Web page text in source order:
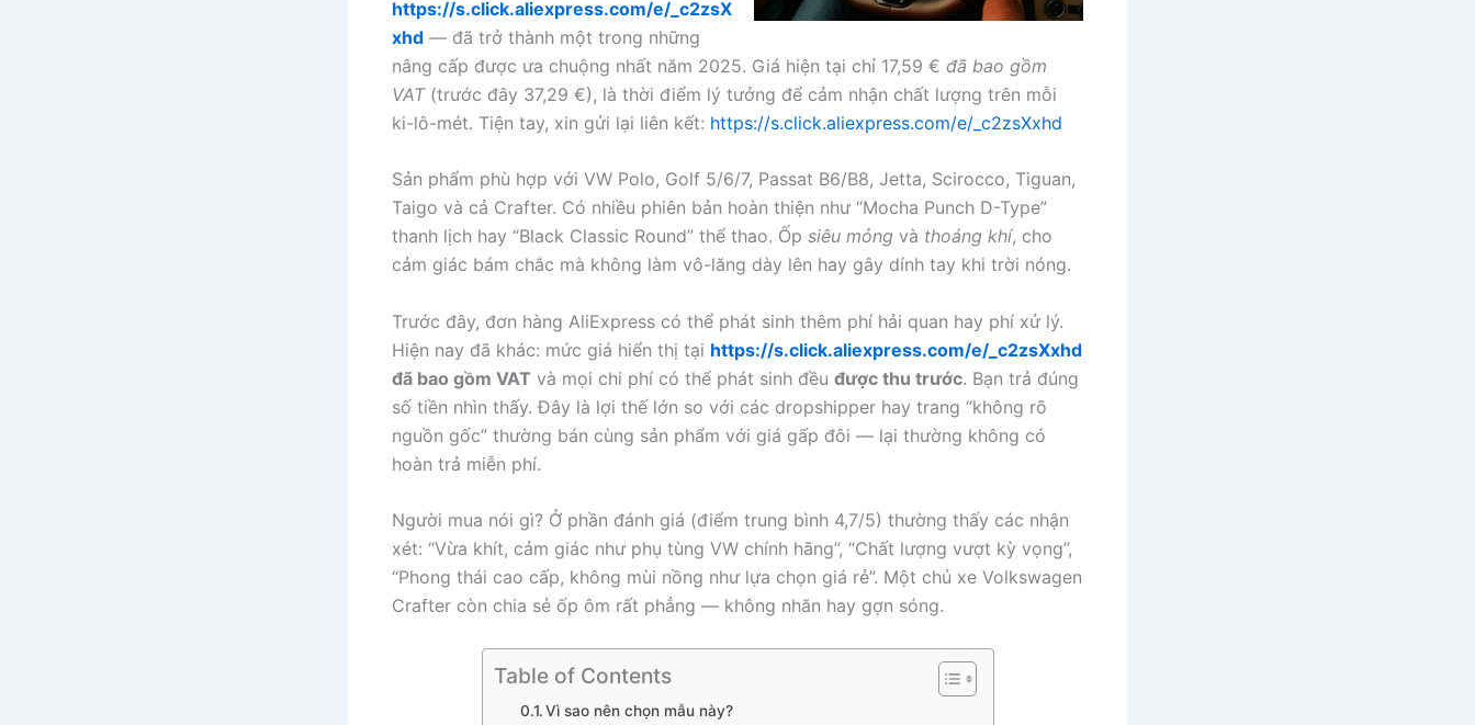
https://s.click.aliexpress.com/e/_c2zsX
xhd — đã trở thành một trong những
nâng cấp được ưa chuộng nhất năm 2025. Giá hiện tại chỉ 17,59 € đã bao gồm
VAT(trước đây 37,29 €), là thời điểm lý tưởng để cảm nhận chất lượng trên mỗi
ki-lô-mét. Tiện tay, xin gửi lại liên kết: https://s.click.aliexpress.com/e/_c2zsXxhd
Sản phẩm phù hợp với VW Polo, Golf 5/6/7, Passat B6/B8, Jetta, Scirocco, Tiguan,
Taigo và cả Crafter. Có nhiều phiên bản hoàn thiện như “Mocha Punch D-Type”
thanh lịch hay “Black Classic Round” thể thao. Ốp siêu mỏng và thoáng khí, cho
cảm giác bám chắc mà không làm vô-lăng dày lên hay gây dính tay khi trời nóng.
Trước đây, đơn hàng AliExpress có thể phát sinh thêm phí hải quan hay phí xử lý.
Hiện nay đã khác: mức giá hiển thị tại https://s.click.aliexpress.com/e/_c2zsXxhd
đã bao gồm VAT và mọi chi phí có thể phát sinh đều được thu trước. Bạn trả đúng
số tiền nhìn thấy. Đây là lợi thế lớn so với các dropshipper hay trang “không rõ
nguồn gốc” thường bán cùng sản phẩm với giá gấp đôi — lại thường không có
hoàn trả miễn phí.
Người mua nói gì? Ở phần đánh giá (điểm trung bình 4,7/5) thường thấy các nhận
xét: “Vừa khít, cảm giác như phụ tùng VW chính hãng”, “Chất lượng vượt kỳ vọng”,
“Phong thái cao cấp, không mùi nồng như lựa chọn giá rẻ”. Một chủ xe Volkswagen
Crafter còn chia sẻ ốp ôm rất phẳng — không nhăn hay gợn sóng.
Table of Contents
Vì sao nên chọn mẫu này?